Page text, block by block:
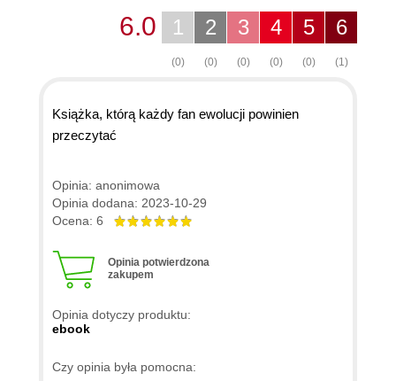
6
(1)
5
(0)
4
(0)
3
(0)
2
(0)
1
(0)
6.0
Książka, którą każdy fan ewolucji powinien
przeczytać
Opinia: anonimowa
Opinia dodana: 2023-10-29
Ocena: 6
Opinia potwierdzona
zakupem
Opinia dotyczy produktu:
ebook
Czy opinia była pomocna: